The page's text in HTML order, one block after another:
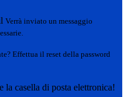
Verrà inviato un messaggio
Effettua il reset della password
casella di posta elettronica!